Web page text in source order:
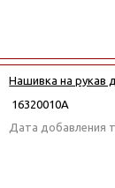
Нашивка на рукав
16320010А
Дата добавления